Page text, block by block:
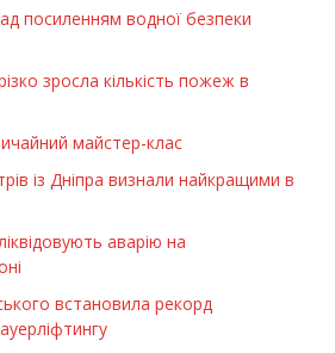
посиленням водної безпеки
зросла кількість пожеж в
майстер-клас
із Дніпра визнали найкращими в
аварію на
встановила рекорд